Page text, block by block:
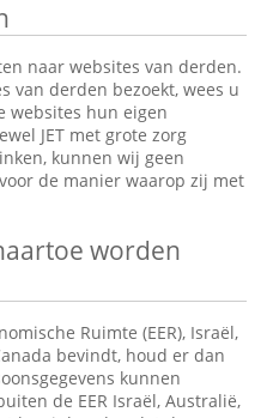
naar websites van derden.
van derden bezoekt, wees u
websites hun eigen
JET met grote zorg
kunnen wij geen
de manier waarop zij met
worden
Ruimte (EER), Israël,
bevindt, houd er dan
kunnen
de EER Israël, Australië,